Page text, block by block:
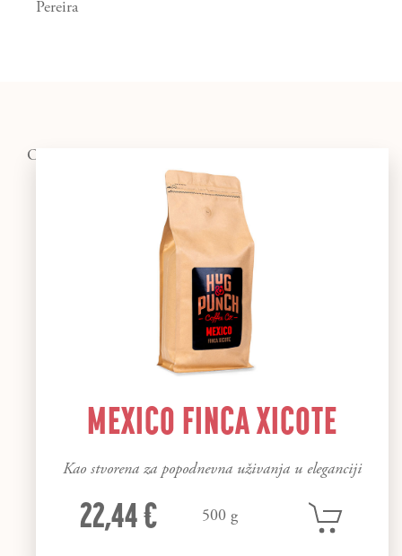
Pereira
OSTALI SINGLE ORIGIN
MEXICO FINCA XICOTE
Kao stvorena za popodnevna uživanja u eleganciji
22,44 € 500 g